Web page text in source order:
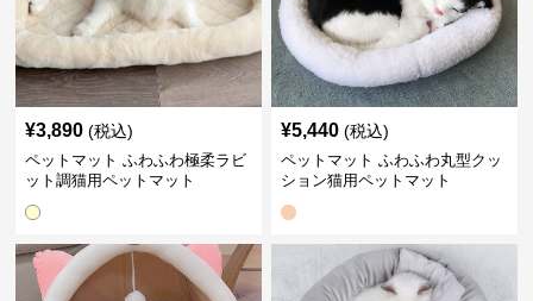
¥3,890 (税込)
ペットマット ふわふわ極柔ラビ
ット調猫用ペットマット
¥5,440 (税込)
ペットマット ふわふわ丸型クッ
ション猫用ペットマット